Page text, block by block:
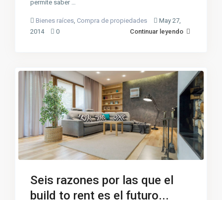
permite saber …
Bienes raíces Compra de propiedades
May 27,
2014
0 Continuar leyendo
Seis razones por las que el
build to rent es el futuro...